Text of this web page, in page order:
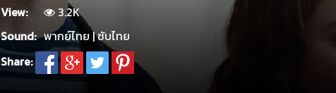
View:
3.2K
Sound: พากย์ไทย | ซับไทย
Share: